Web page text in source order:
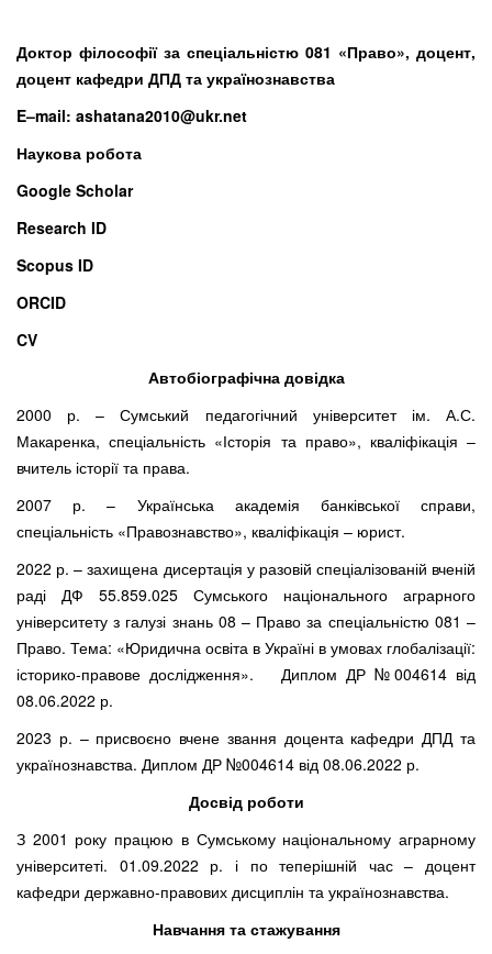
Доктор філософії за спеціальністю 081 «Право», доцент,
доцент кафедри ДПД та українознавства
E–mail: ashatana2010@ukr.net
Наукова робота
Google Scholar
Research ID
Scopus ID
ORCID
CV
Автобіографічна довідка
2000 р. – Сумський педагогічний університет ім. А.С.
Макаренка, спеціальність «Історія та право», кваліфікація –
вчитель історії та права.
2007 р. – Українська академія банківської справи,
спеціальність «Правознавство», кваліфікація – юрист.
2022 р. – захищена дисертація у разовій спеціалізованій вченій
раді ДФ 55.859.025 Сумського національного аграрного
університету з галузі знань 08 – Право за спеціальністю 081 –
Право. Тема: «Юридична освіта в Україні в умовах глобалізації:
історико-правове дослідження». Диплом ДР №004614 від
08.06.2022 р.
2023 р. – присвоєно вчене звання доцента кафедри ДПД та
українознавства. Диплом ДР №004614 від 08.06.2022 р.
Досвід роботи
З 2001 року працюю в Сумському національному аграрному
університеті. 01.09.2022 р. і по теперішній час – доцент
кафедри державно-правових дисциплін та українознавства.
Навчання та стажування